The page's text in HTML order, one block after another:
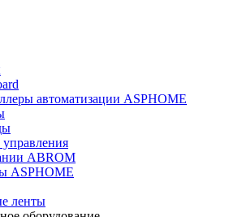
автоматизации ASPHOME
ABROM
ASPHOME
ленты